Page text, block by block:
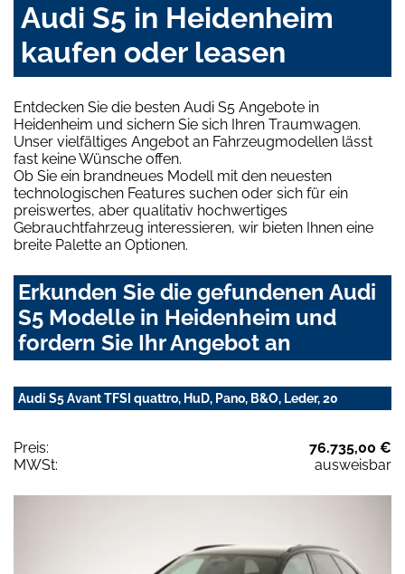
Audi S5 in Heidenheim
kaufen oder leasen
Entdecken Sie die besten Audi S5 Angebote in
Heidenheim und sichern Sie sich Ihren Traumwagen.
Unser vielfältiges Angebot an Fahrzeugmodellen lässt
fast keine Wünsche offen.
Ob Sie ein brandneues Modell mit den neuesten
technologischen Features suchen oder sich für ein
preiswertes, aber qualitativ hochwertiges
Gebrauchtfahrzeug interessieren, wir bieten Ihnen eine
breite Palette an Optionen.
Erkunden Sie die gefundenen Audi
S5 Modelle in Heidenheim und
fordern Sie Ihr Angebot an
Audi S5 Avant TFSI quattro, HuD, Pano, B&O, Leder, 20
Preis:
76.735,00 €
MWSt:
ausweisbar